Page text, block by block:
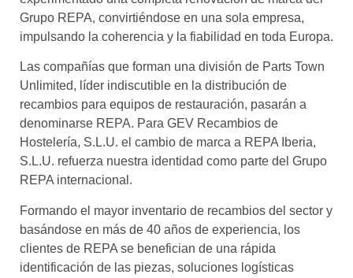
BOLSA DE TRABAJO
¡te imaginas vivir de tu pasión
por el café?
CONTACTO
¡queremos saber
de ti!
Grupo REPA, convirtiéndose en una sola empresa,
impulsando la coherencia y la fiabilidad en toda Europa.
Las compañías que forman una división de Parts Town
Unlimited, líder indiscutible en la distribución de
recambios para equipos de restauración, pasarán a
denominarse REPA. Para GEV Recambios de
Hostelería, S.L.U. el cambio de marca a REPA Iberia,
S.L.U. refuerza nuestra identidad como parte del Grupo
REPA internacional.
Formando el mayor inventario de recambios del sector y
basándose en más de 40 años de experiencia, los
clientes de REPA se benefician de una rápida
identificación de las piezas, soluciones logísticas